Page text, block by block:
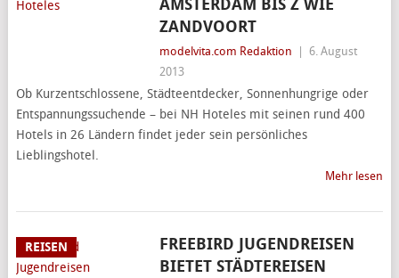
AMSTERDAM BIS Z WIE
ZANDVOORT
modelvita.com Redaktion
6. August
2013
Ob Kurzentschlossene, Städteentdecker, Sonnenhungrige oder
Entspannungssuchende – bei NH Hoteles mit seinen rund 400
Hotels in 26 Ländern findet jeder sein persönliches
Lieblingshotel.
Mehr lesen
REISEN
FREEBIRD JUGENDREISEN
BIETET STÄDTEREISEN